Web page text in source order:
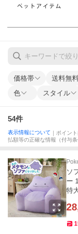
価格帯 送料無
色 スタイル
54件
表示情報について ｜ポイン
払額等の正確な情報（付与
ソ
ー
特